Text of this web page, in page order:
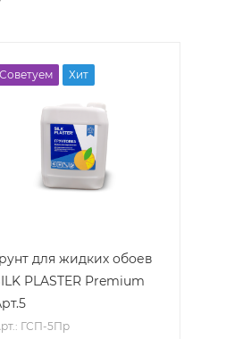
Советуем Хит
для жидких обоев
PLASTER Premium
ГСП-5Пр